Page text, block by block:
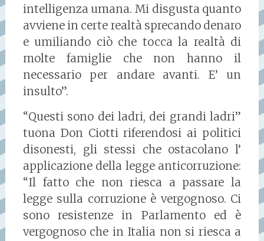
intelligenza umana. Mi disgusta quanto
avviene in certe realtà sprecando denaro
e umiliando ciò che tocca la realtà di
molte famiglie che non hanno il
necessario per andare avanti. E’ un
insulto”.
“Questi sono dei ladri, dei grandi ladri”
tuona Don Ciotti riferendosi ai politici
disonesti, gli stessi che ostacolano l’
applicazione della legge anticorruzione:
“Il fatto che non riesca a passare la
legge sulla corruzione è vergognoso. Ci
sono resistenze in Parlamento ed è
vergognoso che in Italia non si riesca a